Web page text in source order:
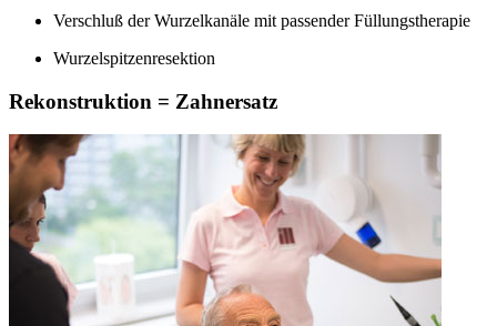
Verschluß der Wurzelkanäle mit passender Füllungstherapie
Wurzelspitzenresektion
Rekonstruktion = Zahnersatz